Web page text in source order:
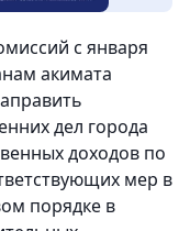
с января
акимата
дел города
доходов по
мер в
порядке в